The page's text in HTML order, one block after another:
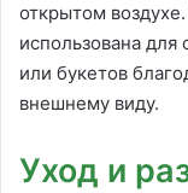
открытом
использована для
или букетов
внешнему виду.
Уход и